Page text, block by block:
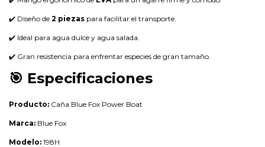
✔️ Diseño de 2 piezas para facilitar el transporte.
✔️ Ideal para agua dulce y agua salada.
✔️ Gran resistencia para enfrentar especies de gran tamaño.
🎯 Especificaciones
Producto: Caña Blue Fox Power Boat
Marca: Blue Fox
Modelo: 198H